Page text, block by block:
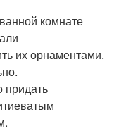
комнате
их орнаментами.
придать